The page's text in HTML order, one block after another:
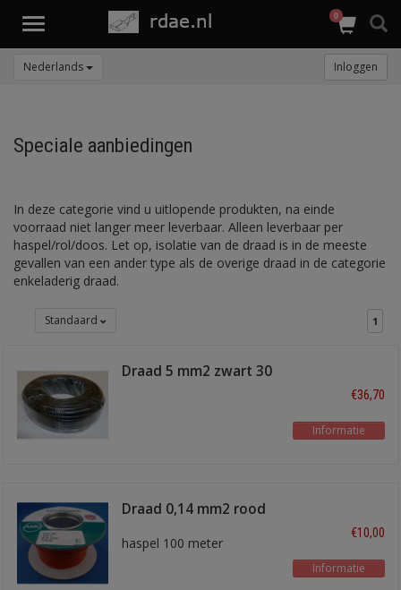
Toggle
0
Nederlands Inloggen
Speciale aanbiedingen
In deze categorie vind u uitlopende produkten, na einde
voorraad niet langer meer leverbaar. Alleen leverbaar per
haspel/rol/doos. Let op, isolatie van de draad is in de meeste
gevallen van een ander type als de overige draad in de categorie
enkeladerig draad.
Standaard 1
Draad 5 mm2 zwart 30
€36,70
Informatie
Draad 0,14 mm2 rood
haspel 100 meter
€10,00
Informatie